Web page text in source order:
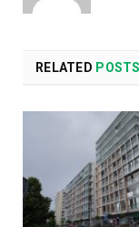
RELATED POSTS